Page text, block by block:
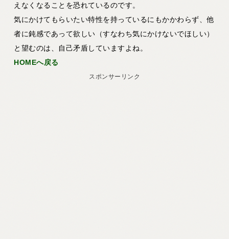
えなくなることを恐れているのです。
気にかけてもらいたい特性を持っているにもかかわらず、他
者に鈍感であって欲しい（すなわち気にかけないでほしい）
と望むのは、自己矛盾していますよね。
HOMEへ戻る
スポンサーリンク